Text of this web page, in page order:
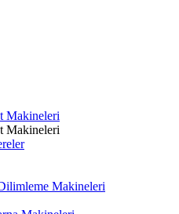
Makineleri
Makineleri
Makineleri